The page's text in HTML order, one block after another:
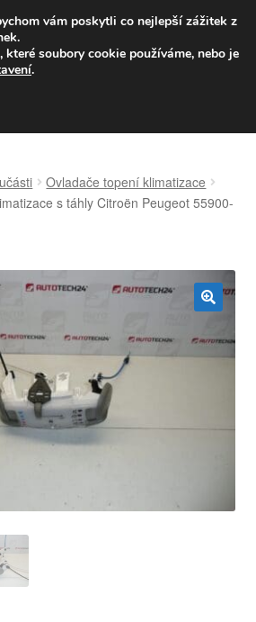
od 139,-Kč
pá 9-16 704 494 494
Ovladače topení klimatizace
s táhly Citroën Peugeot 55900-
vám poskytli co nejlepší zážitek z
soubory cookie používáme, nebo je
.